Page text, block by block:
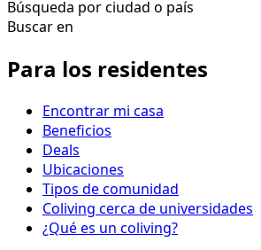
Búsqueda por ciudad o país
Buscar en
Para los residentes
Encontrar mi casa
Beneficios
Deals
Ubicaciones
Tipos de comunidad
Coliving cerca de universidades
¿Qué es un coliving?